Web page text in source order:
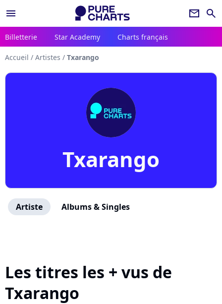
menu newsletter search
Billetterie Star Academy Charts français
Accueil / Artistes / Txarango
Txarango
Artiste Albums & Singles
Les titres les + vus de
Txarango